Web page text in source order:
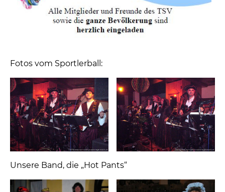
Fotos vom Sportlerball:
Unsere Band, die „Hot Pants“